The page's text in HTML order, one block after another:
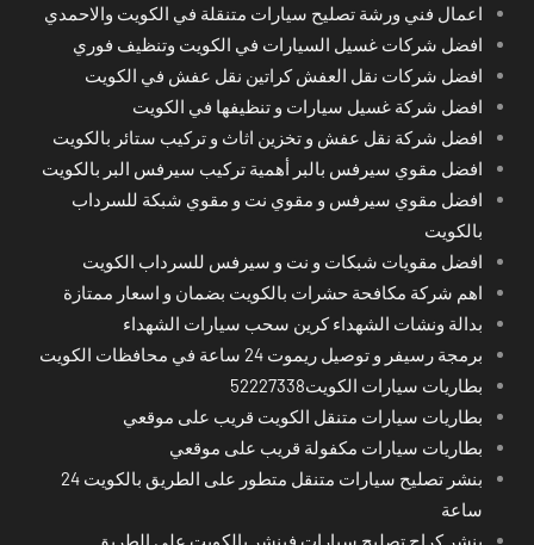
اعمال فني ورشة تصليح سيارات متنقلة في الكويت والاحمدي
افضل شركات غسيل السيارات في الكويت وتنظيف فوري
افضل شركات نقل العفش كراتين نقل عفش في الكويت
افضل شركة غسيل سيارات و تنظيفها في الكويت
افضل شركة نقل عفش و تخزين اثاث و تركيب ستائر بالكويت
افضل مقوي سيرفس بالبر أهمية تركيب سيرفس البر بالكويت
افضل مقوي سيرفس و مقوي نت و مقوي شبكة للسرداب
بالكويت
افضل مقويات شبكات و نت و سيرفس للسرداب الكويت
اهم شركة مكافحة حشرات بالكويت بضمان و اسعار ممتازة
بدالة ونشات الشهداء كرين سحب سيارات الشهداء
برمجة رسيفر و توصيل ريموت 24 ساعة في محافظات الكويت
بطاريات سيارات الكويت52227338
بطاريات سيارات متنقل الكويت قريب على موقعي
بطاريات سيارات مكفولة قريب على موقعي
بنشر تصليح سيارات متنقل متطور على الطريق بالكويت 24
ساعة
بنشر كراج تصليح سيارات فينشر بالكويت على الطريق